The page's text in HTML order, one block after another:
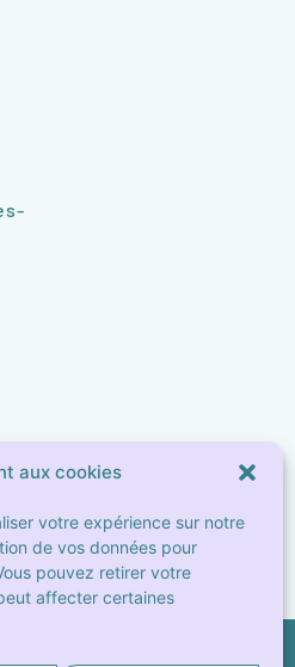
aux cookies
votre expérience sur notre
de vos données pour
pouvez retirer votre
affecter certaines